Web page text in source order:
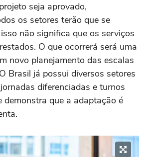
seja aprovado,
os setores terão que se
não significa que os serviços
O que ocorrerá será uma
novo planejamento das escalas
Brasil já possui diversos setores
diferenciadas e turnos
demonstra que a adaptação é